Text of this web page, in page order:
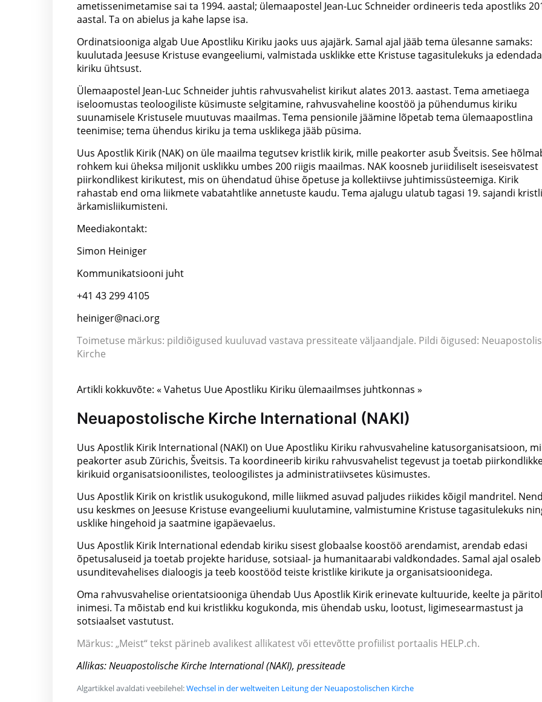
ametissenimetamise sai ta 1994. aastal; ülemaapostel Jean-Luc Schneider ordineeris teda apostliks
aastal. Ta on abielus ja kahe lapse isa.
Ordinatsiooniga algab Uue Apostliku Kiriku jaoks uus ajajärk. Samal ajal jääb tema ülesanne samaks:
kuulutada Jeesuse Kristuse evangeeliumi, valmistada usklikke ette Kristuse tagasitulekuks ja edendada
kiriku ühtsust.
Ülemaapostel Jean-Luc Schneider juhtis rahvusvahelist kirikut alates 2013. aastast. Tema ametiaega
iseloomustas teoloogiliste küsimuste selgitamine, rahvusvaheline koostöö ja pühendumus kiriku
suunamisele Kristusele muutuvas maailmas. Tema pensionile jäämine lõpetab tema ülemaapostlina
teenimise; tema ühendus kiriku ja tema usklikega jääb püsima.
Uus Apostlik Kirik (NAK) on üle maailma tegutsev kristlik kirik, mille peakorter asub Šveitsis. See
rohkem kui üheksa miljonit usklikku umbes 200 riigis maailmas. NAK koosneb juriidiliselt iseseisvatest
piirkondlikest kirikutest, mis on ühendatud ühise õpetuse ja kollektiivse juhtimissüsteemiga. Kirik
rahastab end oma liikmete vabatahtlike annetuste kaudu. Tema ajalugu ulatub tagasi 19. sajandi
ärkamisliikumisteni.
Meediakontakt:
Simon Heiniger
Kommunikatsiooni juht
+41 43 299 4105
heiniger@naci.org
Toimetuse märkus: pildiõigused kuuluvad vastava pressiteate väljaandjale. Pildi õigused:
Kirche
Artikli kokkuvõte: « Vahetus Uue Apostliku Kiriku ülemaailmses juhtkonnas »
Neuapostolische Kirche International (NAKI)
Uus Apostlik Kirik International (NAKI) on Uue Apostliku Kiriku rahvusvaheline katusorganisatsioon,
peakorter asub Zürichis, Šveitsis. Ta koordineerib kiriku rahvusvahelist tegevust ja toetab
kirikuid organisatsioonilistes, teoloogilistes ja administratiivsetes küsimustes.
Uus Apostlik Kirik on kristlik usukogukond, mille liikmed asuvad paljudes riikides kõigil mandritel.
usu keskmes on Jeesuse Kristuse evangeeliumi kuulutamine, valmistumine Kristuse tagasitulekuks
usklike hingehoid ja saatmine igapäevaelus.
Uus Apostlik Kirik International edendab kiriku sisest globaalse koostöö arendamist, arendab edasi
õpetusaluseid ja toetab projekte hariduse, sotsiaal- ja humanitaarabi valdkondades. Samal ajal
usunditevahelises dialoogis ja teeb koostööd teiste kristlike kirikute ja organisatsioonidega.
Oma rahvusvahelise orientatsiooniga ühendab Uus Apostlik Kirik erinevate kultuuride, keelte ja
inimesi. Ta mõistab end kui kristlikku kogukonda, mis ühendab usku, lootust, ligimesearmastust ja
sotsiaalset vastutust.
Märkus: „Meist“ tekst pärineb avalikest allikatest või ettevõtte profiilist portaalis HELP.ch.
Allikas: Neuapostolische Kirche International (NAKI), pressiteade
Algartikkel avaldati veebilehel:Wechsel in der weltweiten Leitung der Neuapostolischen Kirche